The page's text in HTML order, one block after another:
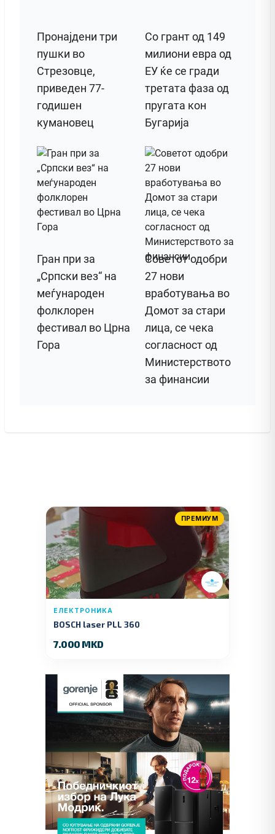
Пронајдени три
пушки во
Стрезовце,
приведен 77-
годишен
кумановец
Со грант од 149
милиони евра од
ЕУ ќе се гради
третата фаза од
пругата кон
Бугарија
Гран при за
„Српски вез“ на
меѓународен
фолклорен
фестивал во Црна
Гора
Советот одобри
27 нови
вработувања во
Домот за стари
лица, се чека
согласност од
Министерството
за финансии
ПРЕМИУМ
ЕЛЕКТРОНИКА
BOSCH laser PLL 360
7.000 MKD